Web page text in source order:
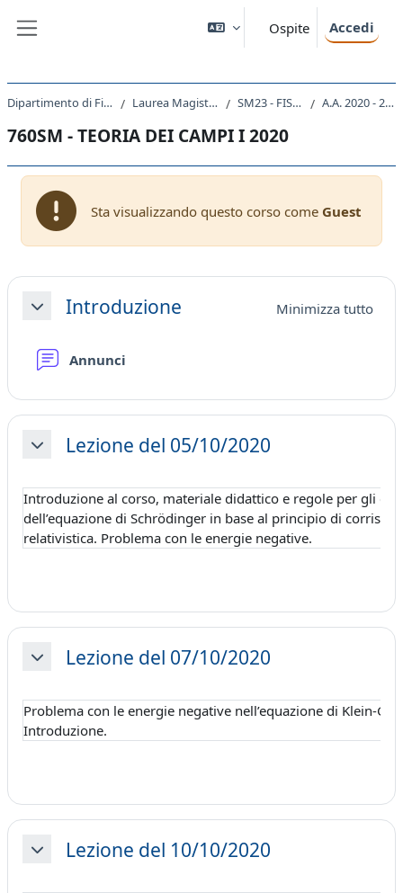
Ospite Accedi
Dipartimento di Fisica Laurea Magistrale SM23 - FISICA A.A. 2020 - 2021
760SM - TEORIA DEI CAMPI I 2020
Sta visualizzando questo corso come Guest
Schema della sezione
MinimizzaIntroduzione Minimizza tutto
Annunci
MinimizzaLezione del 05/10/2020
Introduzione al corso, materiale didattico e regole per gli
dell’equazione di Schrödinger in base al principio di
relativistica. Problema con le energie negative.
MinimizzaLezione del 07/10/2020
Problema con le energie negative nell’equazione di Klein-
Introduzione.
MinimizzaLezione del 10/10/2020